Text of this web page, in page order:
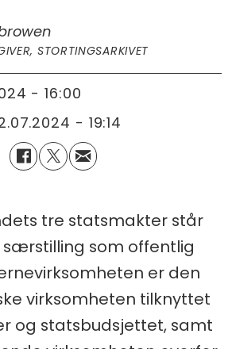
STORTINGSARKIVET
- 16:00
- 19:14
tre statsmakter står
særstilling som offentlig
er den
virksomheten tilknyttet
og statsbudsjettet, samt